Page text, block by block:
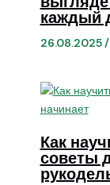
каждый
26.08.2025/
Как
советы